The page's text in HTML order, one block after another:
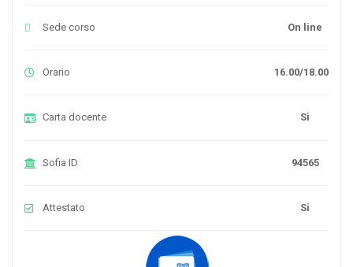
Sede corso On line
Orario 16.00/18.00
Carta docente Si
Sofia ID 94565
Attestato Si